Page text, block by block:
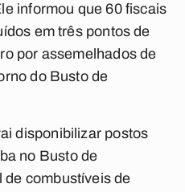
informou que 60 fiscais
em três pontos de
por assemelhados de
do Busto de
disponibilizar postos
no Busto de
de combustíveis de